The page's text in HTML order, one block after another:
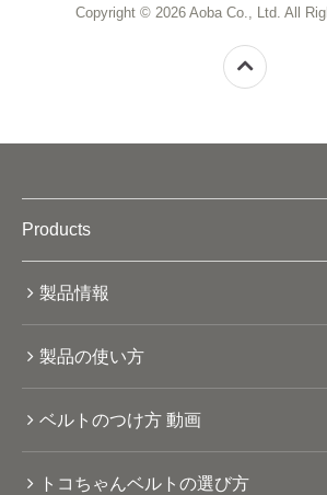
Copyright © 2026 Aoba Co., Ltd. All
Products
製品情報
製品の使い方
ベルトのつけ方 動画
トコちゃんベルトの選び方